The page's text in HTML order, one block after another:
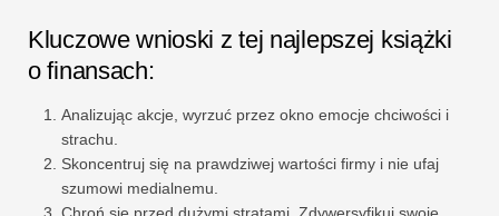
Kluczowe wnioski z tej najlepszej książki
o finansach:
Analizując akcje, wyrzuć przez okno emocje chciwości i
strachu.
Skoncentruj się na prawdziwej wartości firmy i nie ufaj
szumowi medialnemu.